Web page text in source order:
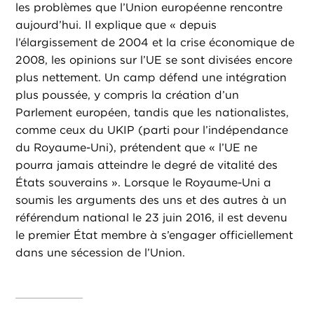
les problèmes que l’Union européenne rencontre
aujourd’hui. Il explique que « depuis
l’élargissement de 2004 et la crise économique de
2008, les opinions sur l’UE se sont divisées encore
plus nettement. Un camp défend une intégration
plus poussée, y compris la création d’un
Parlement européen, tandis que les nationalistes,
comme ceux du UKIP (parti pour l’indépendance
du Royaume-Uni), prétendent que « l’UE ne
pourra jamais atteindre le degré de vitalité des
États souverains ». Lorsque le Royaume-Uni a
soumis les arguments des uns et des autres à un
référendum national le 23 juin 2016, il est devenu
le premier État membre à s’engager officiellement
dans une sécession de l’Union.